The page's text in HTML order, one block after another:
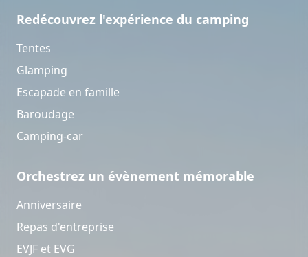
Redécouvrez l'expérience du camping
Tentes
Glamping
Escapade en famille
Baroudage
Camping-car
Orchestrez un évènement mémorable
Anniversaire
Repas d'entreprise
EVJF et EVG